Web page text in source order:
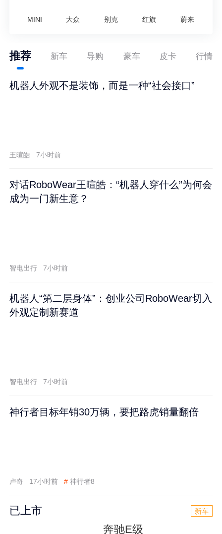
MINI 大众 别克 红旗 蔚来
推荐 新车 导购 豪车 皮卡 行情
机器人外观不是装饰，而是一种“社会接口”
王暄皓 7小时前
对话RoboWear王暄皓：“机器人穿什么”为何会
成为一门新生意？
智电出行 7小时前
机器人“第二层身体”：创业公司RoboWear切入
外观定制新赛道
智电出行 7小时前
神行者目标年销30万辆，要把路虎销量翻倍
卢奇 17小时前 # 神行者8
已上市 新车
奔驰E级